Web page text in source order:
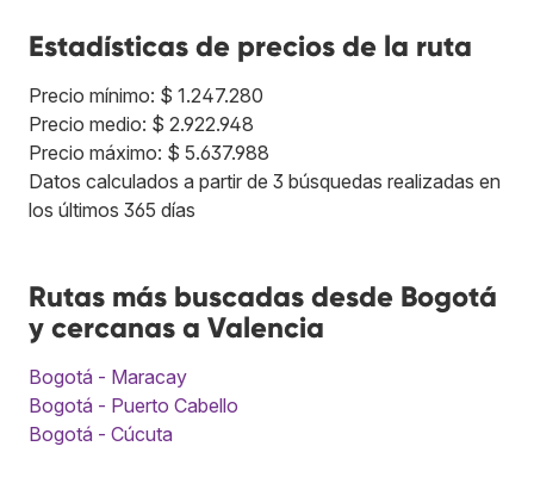
Estadísticas de precios de la ruta
Precio mínimo: $ 1.247.280
Precio medio: $ 2.922.948
Precio máximo: $ 5.637.988
Datos calculados a partir de 3 búsquedas realizadas en
los últimos 365 días
Rutas más buscadas desde Bogotá
y cercanas a Valencia
Bogotá - Maracay
Bogotá - Puerto Cabello
Bogotá - Cúcuta